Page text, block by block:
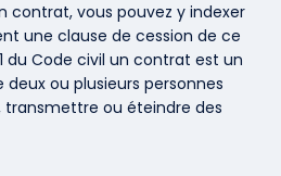
contrat, vous pouvez y indexer
une clause de cession de ce
du Code civil un contrat est un
ou plusieurs personnes
ou éteindre des